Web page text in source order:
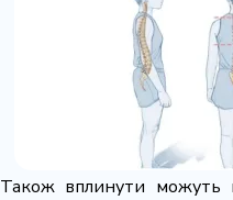
Також вплинути можуть